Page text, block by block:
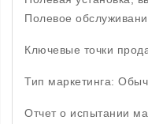
Полевое
Ключевые точки
Тип маркетинга:
Отчет о испытании